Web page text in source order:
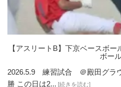
【アスリートB】下京ベースボ
ボー
2026.5.9 練習試合 ＠殿田グラ
勝 この日は2... [続きを読む]